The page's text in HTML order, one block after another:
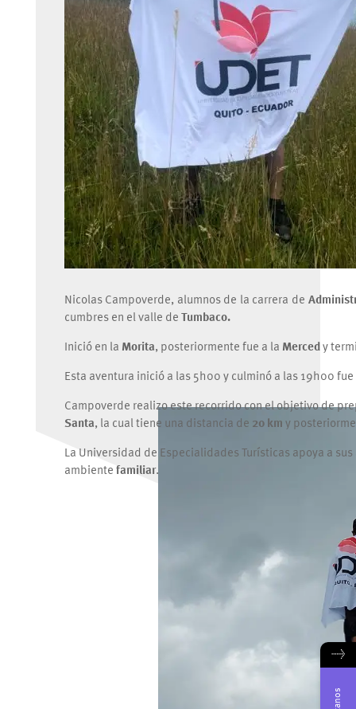
Nicolas Campoverde, alumnos de la carrera de
cumbres en el valle de Tumbaco.
Inició en la Morita, posteriormente fue a la Mercedy
Esta aventura inició a las 5h00 y culminó a las 19h00
Campoverde realizo este recorrido con el objetivo de
Santa, la cual tiene una distancia de 20 km y
La Universidad de Especialidades Turísticas apoya a
ambiente familiar.
→